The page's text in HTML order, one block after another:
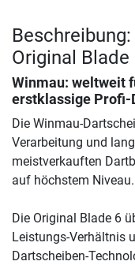
Original
Winmau: weltweit
erstklassige Profi-
Die Winmau-
Verarbeitung und
meistverkauften
auf höchstem Niveau.
Die Original Blade 6
Leistungs-Verhältnis
Dartscheiben-